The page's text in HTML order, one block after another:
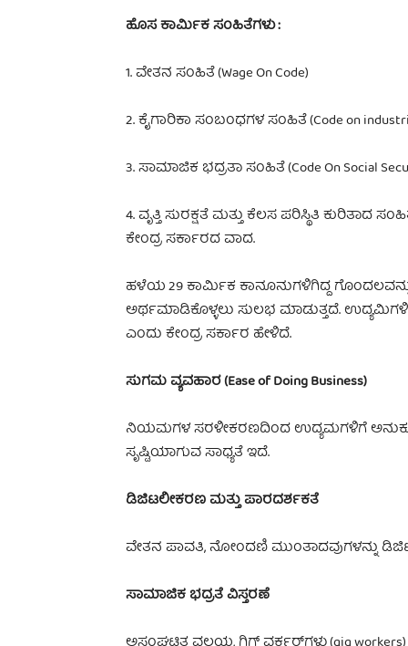
ಹೊಸ ಕಾರ್ಮಿಕ ಸಂಹಿತೆಗಳು :
1. ವೇತನ ಸಂಹಿತೆ (Wage On Code)
2. ಕೈಗಾರಿಕಾ ಸಂಬಂಧಗಳ ಸಂಹಿತೆ (Code on
3. ಸಾಮಾಜಿಕ ಭದ್ರತಾ ಸಂಹಿತೆ (Code On Social
4. ವೃತ್ತಿ ಸುರಕ್ಷತೆ ಮತ್ತು ಕೆಲಸ ಪರಿಸ್ಥಿತಿ ಕುರಿತಾದ
ಕೇಂದ್ರ ಸರ್ಕಾರದ ವಾದ.
ಹಳೆಯ 29 ಕಾರ್ಮಿಕ ಕಾನೂನುಗಳಿಗಿದ್ದ
ಅರ್ಥಮಾಡಿಕೊಳ್ಳಲು ಸುಲಭ ಮಾಡುತ್ತದೆ.
ಎಂದು ಕೇಂದ್ರ ಸರ್ಕಾರ ಹೇಳಿದೆ.
ಸುಗಮ ವ್ಯವಹಾರ (Ease of Doing Business)
ನಿಯಮಗಳ ಸರಳೀಕರಣದಿಂದ ಉದ್ಯಮಗಳಿಗೆ
ಸೃಷ್ಟಿಯಾಗುವ ಸಾಧ್ಯತೆ ಇದೆ.
ಡಿಜಿಟಲೀಕರಣ ಮತ್ತು ಪಾರದರ್ಶಕತೆ
ವೇತನ ಪಾವತಿ, ನೋಂದಣಿ ಮುಂತಾದವುಗಳನ್ನು
ಸಾಮಾಜಿಕ ಭದ್ರತೆ ವಿಸ್ತರಣೆ